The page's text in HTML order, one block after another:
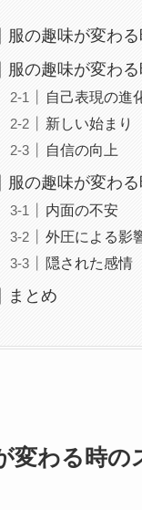
服の趣味が変わ
服の趣味が変わ
自己表現の進
新しい始まり
自信の向上
服の趣味が変わ
内面の不安
外圧による影
隠された感情
まとめ
変わる時